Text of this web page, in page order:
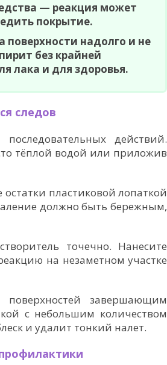
— реакция может
покрытие.
поверхности надолго и не
без крайней
лака и для здоровья.
следов
действий.
тёплой водой или приложив
пластиковой лопаткой
должно быть бережным,
точечно. Нанесите
на незаметном участке
завершающим
с небольшим количеством
и удалит тонкий налет.